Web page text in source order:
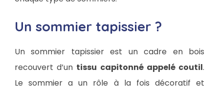
Un sommier tapissier ?
Un sommier tapissier est un cadre en bois
recouvert d’un tissu capitonné appelé coutil.
Le sommier a un rôle à la fois décoratif et